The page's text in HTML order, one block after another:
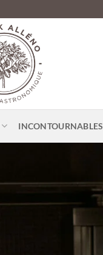
INCONTOURNABLES